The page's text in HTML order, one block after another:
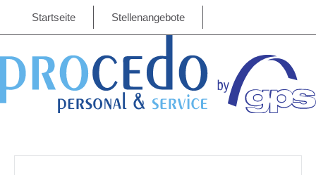
Startseite Stellenangebote